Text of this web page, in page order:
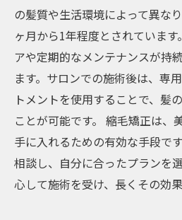
の髪質や生活環境によって異な
ヶ月から1年程度とされていま
アや定期的なメンテナンスが持
ます。サロンでの施術後は、専
トメントを使用することで、髪
ことが可能です。 縮毛矯正は、
手に入れるための有効な手段で
相談し、自分に合ったプランを
心して施術を受け、長くその効